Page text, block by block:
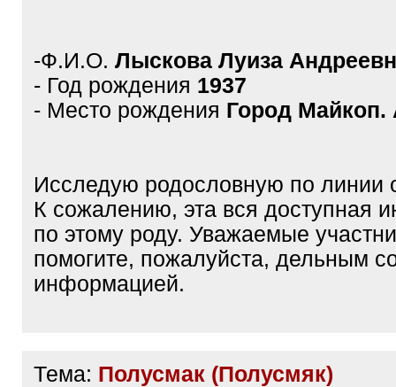
-Ф.И.О. Лыскова Луиза
- Год рождения 1937
- Место рождения Город Майкоп.
Исследую родословную по линии
К сожалению, эта вся доступная
по этому роду. Уважаемые
помогите, пожалуйста, дельным
информацией.
Тема: Полусмак (Полусмяк)